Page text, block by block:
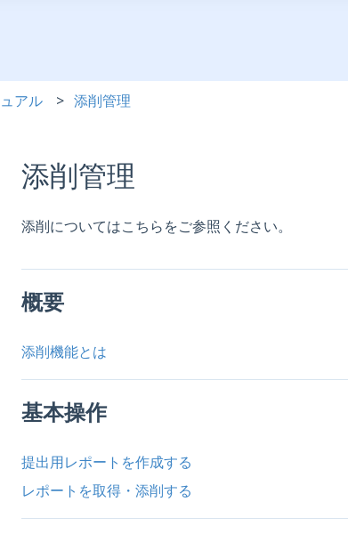
アル 添削管理
添削管理
添削についてはこちらをご参照ください。
概要
添削機能とは
基本操作
提出用レポートを作成する
レポートを取得・添削する